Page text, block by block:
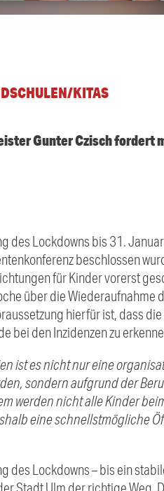
KITAS
Gunter Czisch fordert
des Lockdowns bis 31.
beschlossen
für Kinder vorerst
über die Wiederaufnahme
hierfür ist, dass
bei den Inzidenzen zu
ist es nicht nur eine
sondern aufgrund der
werden nicht alle Kinder
eine schnellstmögliche
des Lockdowns – bis ein
Stadt Ulm der richtige Weg.